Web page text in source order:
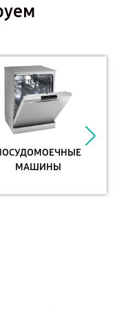
МАШИНЫ